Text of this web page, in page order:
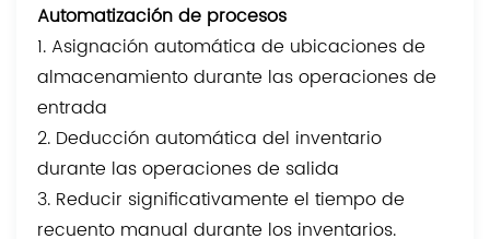
Automatización de procesos
1. Asignación automática de ubicaciones de
almacenamiento durante las operaciones de
entrada
2. Deducción automática del inventario
durante las operaciones de salida
3. Reducir significativamente el tiempo de
recuento manual durante los inventarios.